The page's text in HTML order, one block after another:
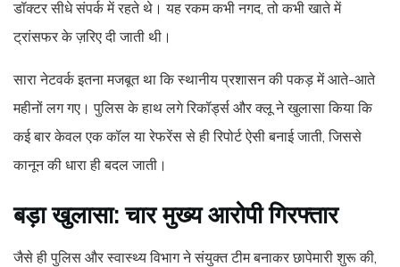
डॉक्टर सीधे संपर्क में रहते थे। यह रकम कभी नगद, तो कभी खाते में
ट्रांसफर के ज़रिए दी जाती थी।
सारा नेटवर्क इतना मजबूत था कि स्थानीय प्रशासन की पकड़ में आते-आते
महीनों लग गए। पुलिस के हाथ लगे रिकॉर्ड्स और क्लू ने खुलासा किया कि
कई बार केवल एक कॉल या रेफरेंस से ही रिपोर्ट ऐसी बनाई जाती, जिससे
कानून की धारा ही बदल जाती।
बड़ा खुलासा: चार मुख्य आरोपी गिरफ्तार
जैसे ही पुलिस और स्वास्थ्य विभाग ने संयुक्त टीम बनाकर छापेमारी शुरू की,